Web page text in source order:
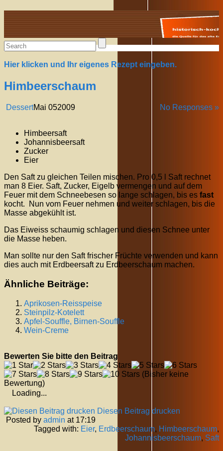
Alte Rezepte online
Hier klicken und Ihr eigenes Rezept eingeben.
Himbeerschaum
Dessert No Responses »
Mai 052009
Himbeersaft
Johannisbeersaft
Zucker
Eier
Den Saft zu gleichen Teilen mischen. Pro 0,5 l Saft rechnet
man 8 Eier. Saft, Zucker, Eigelb vermengen und auf dem
Feuer mit dem Schneebesen so lange schlagen, bis es fast
kocht. Nun vom Feuer nehmen und weiter schlagen, bis die
Masse abgekühlt ist.
Das Eiweiss schaumig schlagen und diesen Schnee unter
die Masse heben.
Man sollte nur den Saft frischer Früchte verwenden und kann
dies auch mit Erdbeersaft zu Erdbeerschaum machen.
Ähnliche Beiträge:
Aprikosen-Reisspeise
Steinpilz-Kotelett
Apfel-Souffle, Birnen-Souffle
Wein-Creme
Bewerten Sie bitte den Beitrag
(Bisher keine
Bewertung)
Loading...
Diesen Beitrag drucken
Posted by admin at 17:19
Tagged with: Eier, Erdbeerschaum, Himbeerschaum,
Johannisbeerschaum, Saft